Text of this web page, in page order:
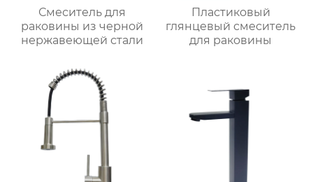
Смеситель для
раковины из черной
нержавеющей стали
Пластиковый
глянцевый смеситель
для раковины